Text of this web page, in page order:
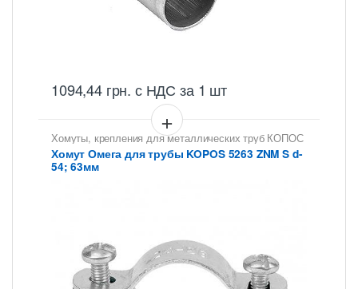
1094,44 грн. с НДС за 1 шт
Хомуты, крепления для металлических труб КОПОС
Хомут Омега для трубы KOPOS 5263 ZNM S d-
54; 63мм